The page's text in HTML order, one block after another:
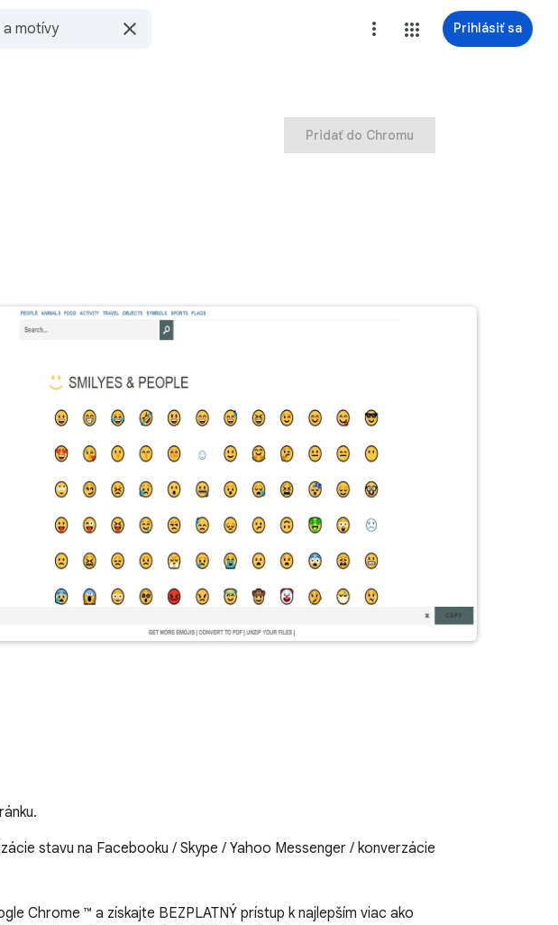
Prihlásiť sa
Pridať do Chromu
stavu na Facebooku / Skype / Yahoo Messenger / konverzácie
Chrome ™ a získajte BEZPLATNÝ prístup k najlepším viac ako